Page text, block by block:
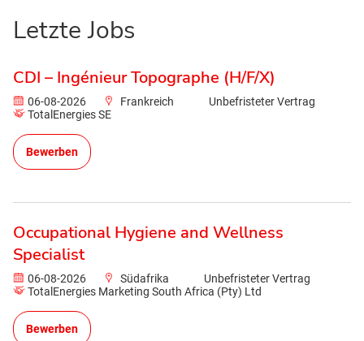
Letzte Jobs
CDI – Ingénieur Topographe (H/F/X)
06-08-2026 Frankreich
Unbefristeter Vertrag
TotalEnergies SE
Bewerben
Occupational Hygiene and Wellness
Specialist
06-08-2026 Südafrika
Unbefristeter Vertrag
TotalEnergies Marketing South Africa (Pty) Ltd
Bewerben